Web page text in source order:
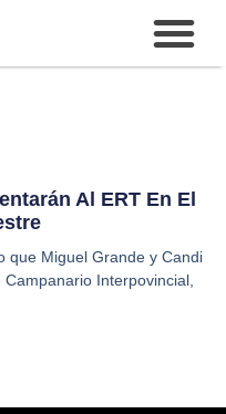
Al ERT En El
que Miguel Grande y Candi
Interpovincial,